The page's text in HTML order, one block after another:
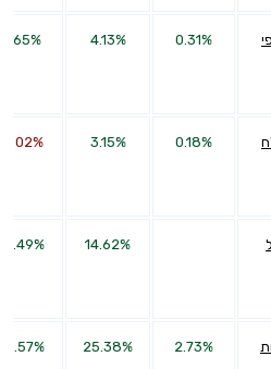
0.31%
4.13%
8.65%
0.18%
3.15%
14.62%
2.73%
25.38%